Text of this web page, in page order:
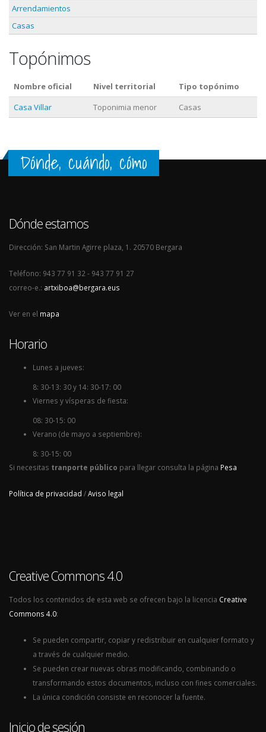
Arrendamientos
Casas
Topónimos
Nombre oficial Nivel territorial
Tipo topónimo
Casa Villar
Toponimia menor Casas
Dónde, cuándo, cómo
Dónde estamos
Dirección: San Martin Agirre plaza, 1. 20570 Bergara
Teléfono: 943 77 91 32 - 943 77 91 27
correo-e.: artxiboa@bergara.eus
Ver en el mapa
Horario
Lunes a jueves:
8: 30-13: 30 y 14: 30-17: 00
Viernes y vísperas de fiesta:
08: 30-15: 00
Verano (de mayo a septiembre):
8: 30-15: 00
Si necesitas tranporte público para llegar consulta la página Pesa
Política de privacidad /Aviso legal
Creative Commons 4.0
Todos los contenidos de esta web se ofrecen bajo la licencia Creative
Commons 4.0:
Se pueden compartir, copiar y redistribuir en cualquier formato y
a través de cualquier medio.
Se pueden crear nuevas obras modificando, combinando o
transformando estos documentos, incluso con fines comerciales.
La única condición consiste en reconocer la fuente.
Inicio de sesión